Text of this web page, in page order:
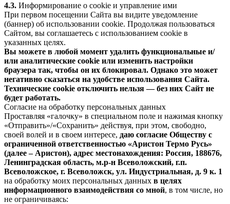
4.3. Информирование о cookie и управление ими
При первом посещении Сайта вы видите уведомление
(баннер) об использовании cookie. Продолжая пользоваться
Сайтом, вы соглашаетесь с использованием cookie в
указанных целях.
Вы можете в любой момент удалить функциональные и/
или аналитические cookie или изменить настройки
браузера так, чтобы он их блокировал. Однако это может
негативно сказаться на удобстве использования Сайта.
Технические cookie отключить нельзя — без них Сайт не
будет работать.
Согласие на обработку персональных данных
Проставляя «галочку» в специальном поле и нажимая кнопку
«Отправить»/«Сохранить» действуя, при этом, свободно,
своей волей и в своем интересе, даю согласие Обществу с
ограниченной ответственностью «Аристон Термо Русь»
(далее – Аристон), адрес местонахождения: Россия, 188676,
Ленинградская область, м.р-н Всеволожский, г.п.
Всеволожское, г. Всеволожск, ул. Индустриальная, д. 9 к. 1
на обработку моих персональных данных в целях
информационного взаимодействия со мной, в том числе, но
не ограничиваясь: